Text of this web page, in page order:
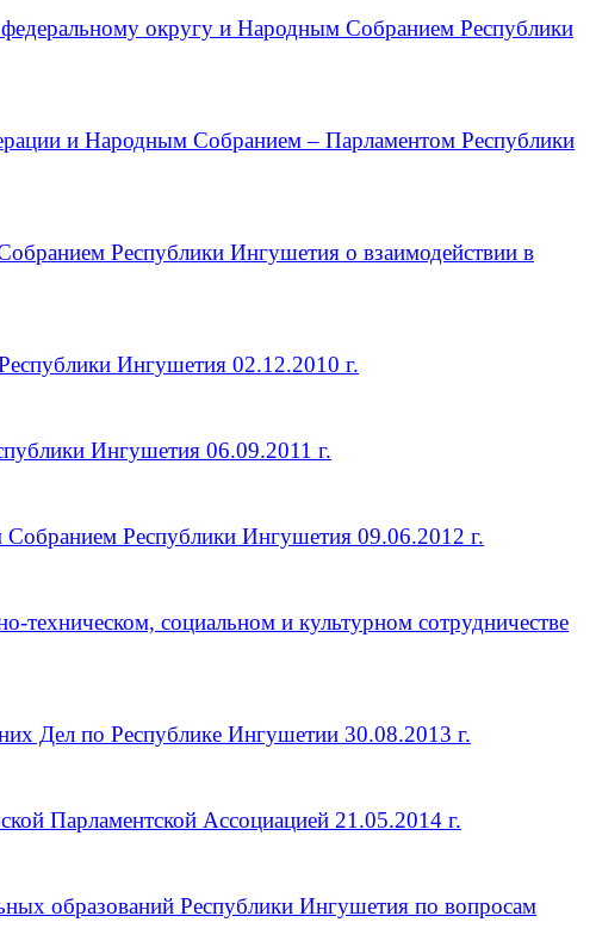
округу и Народным Собранием Республики
и Народным Собранием – Парламентом Республики
Республики Ингушетия о взаимодействии в
Ингушетия 02.12.2010 г.
Ингушетия 06.09.2011 г.
Республики Ингушетия 09.06.2012 г.
социальном и культурном сотрудничестве
Дел по Республике Ингушетии 30.08.2013 г.
Парламентской Ассоциацией 21.05.2014 г.
образований Республики Ингушетия по вопросам